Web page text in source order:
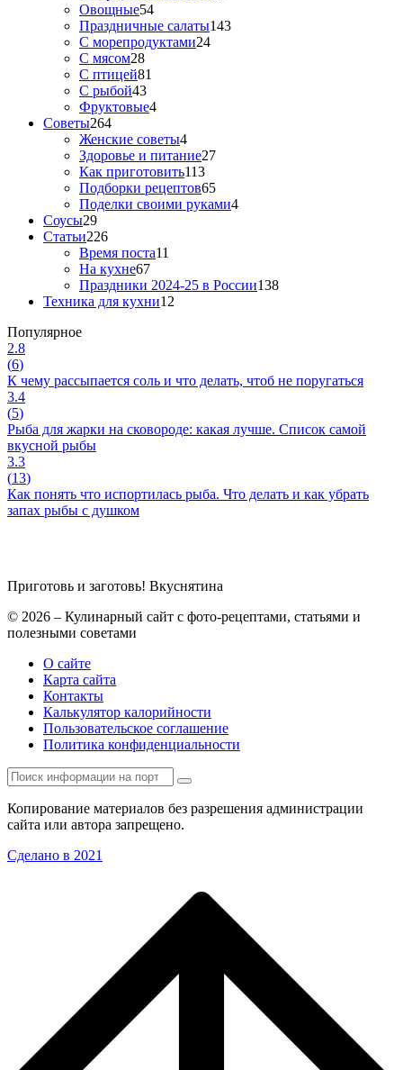
Овощные54
Праздничные салаты143
С морепродуктами24
С мясом28
С птицей81
С рыбой43
Фруктовые4
Советы264
Женские советы4
Здоровье и питание27
Как приготовить113
Подборки рецептов65
Поделки своими руками4
Соусы29
Статьи226
Время поста11
На кухне67
Праздники 2024-25 в России138
Техника для кухни12
Популярное
2.8
(6)
К чему рассыпается соль и что делать, чтоб не поругаться
3.4
(5)
Рыба для жарки на сковороде: какая лучше. Список самой
вкусной рыбы
3.3
(13)
Как понять что испортилась рыба. Что делать и как убрать
запах рыбы с душком
Приготовь и заготовь! Вкуснятина
© 2026 – Кулинарный сайт с фото-рецептами, статьями и
полезными советами
О сайте
Карта сайта
Контакты
Калькулятор калорийности
Пользовательское соглашение
Политика конфиденциальности
Копирование материалов без разрешения администрации
сайта или автора запрещено.
Сделано в 2021